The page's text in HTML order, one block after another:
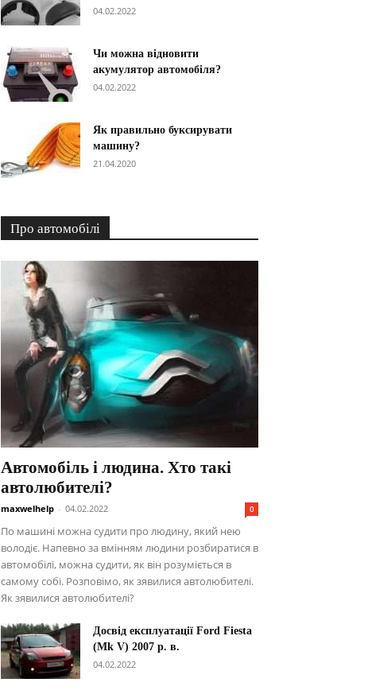
04.02.2022
Чи можна відновити
акумулятор автомобіля?
04.02.2022
Як правильно буксирувати
машину?
21.04.2020
Про автомобілі
Автомобіль і людина. Хто такі
автолюбителі?
maxwelhelp - 04.02.2022 0
По машині можна судити про людину, який нею
володіє. Напевно за вмінням людини розбиратися в
автомобілі, можна судити, як він розуміється в
самому собі. Розповімо, як зявилися автолюбителі.
Як зявилися автолюбителі?
Досвід експлуатації Ford Fiesta
(Mk V) 2007 р. в.
04.02.2022